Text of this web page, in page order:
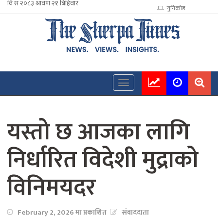
युनिकोड
यस्तो छ आजका लागि
निर्धारित विदेशी मुद्राको
विनिमयदर
February 2, 2026 मा प्रकाशित संवाददाता